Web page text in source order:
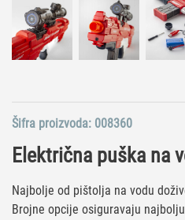
Električna puška na
Najbolje od pištolja na vodu
Brojne opcije osiguravaju
Šifra proizvoda: 008360